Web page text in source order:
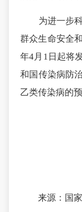
为进一步科
群众生命安全
年4月1日起将
和国传染病防
乙类传染病的
来源：国家